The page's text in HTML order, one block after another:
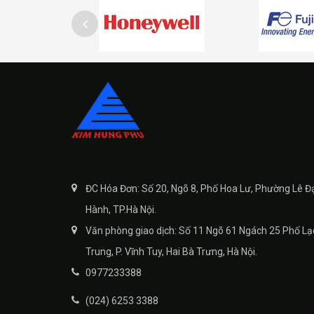
ĐC Hóa Đơn: Số 20, Ngõ 8, Phố Hoa Lư, Phường Lê
Hành, TP.Hà Nội.
Văn phòng giao dịch: Số 11 Ngõ 61 Ngách 25 Phố
Trung, P. Vĩnh Tuy, Hai Bà Trưng, Hà Nội.
0977233388
(024) 6253 3388